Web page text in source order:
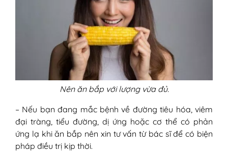
Nên ăn bắp với lượng vừa đủ.
– Nếu bạn đang mắc bệnh về đường tiêu hóa, viêm
đại tràng, tiểu đường, dị ứng hoặc cơ thể có phản
ứng lạ khi ăn bắp nên xin tư vấn từ bác sĩ để có biện
pháp điều trị kịp thời.